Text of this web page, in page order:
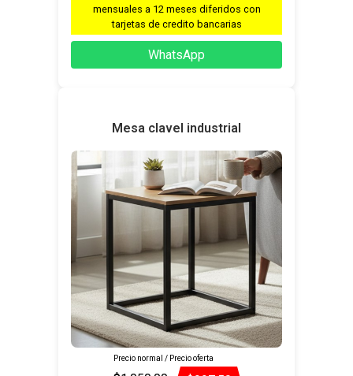
mensuales a 12 meses diferidos con
tarjetas de credito bancarias
WhatsApp
Mesa clavel industrial
Precio normal / Precio oferta